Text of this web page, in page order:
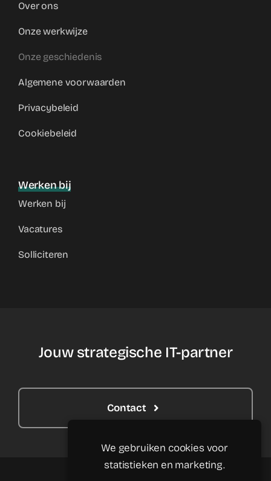
We gebruiken cookies voor
statistieken en marketing.
Over ons
Onze werkwijze
Onze geschiedenis
Algemene voorwaarden
Privacybeleid
Cookiebeleid
Werken bij
Werken bij
Vacatures
Solliciteren
Jouw strategische IT-partner
Contact